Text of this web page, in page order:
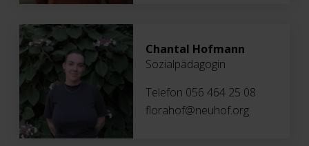
Chantal Hofmann
Sozialpädagogin
Telefon 056 464 25 08
florahof@neuhof.org